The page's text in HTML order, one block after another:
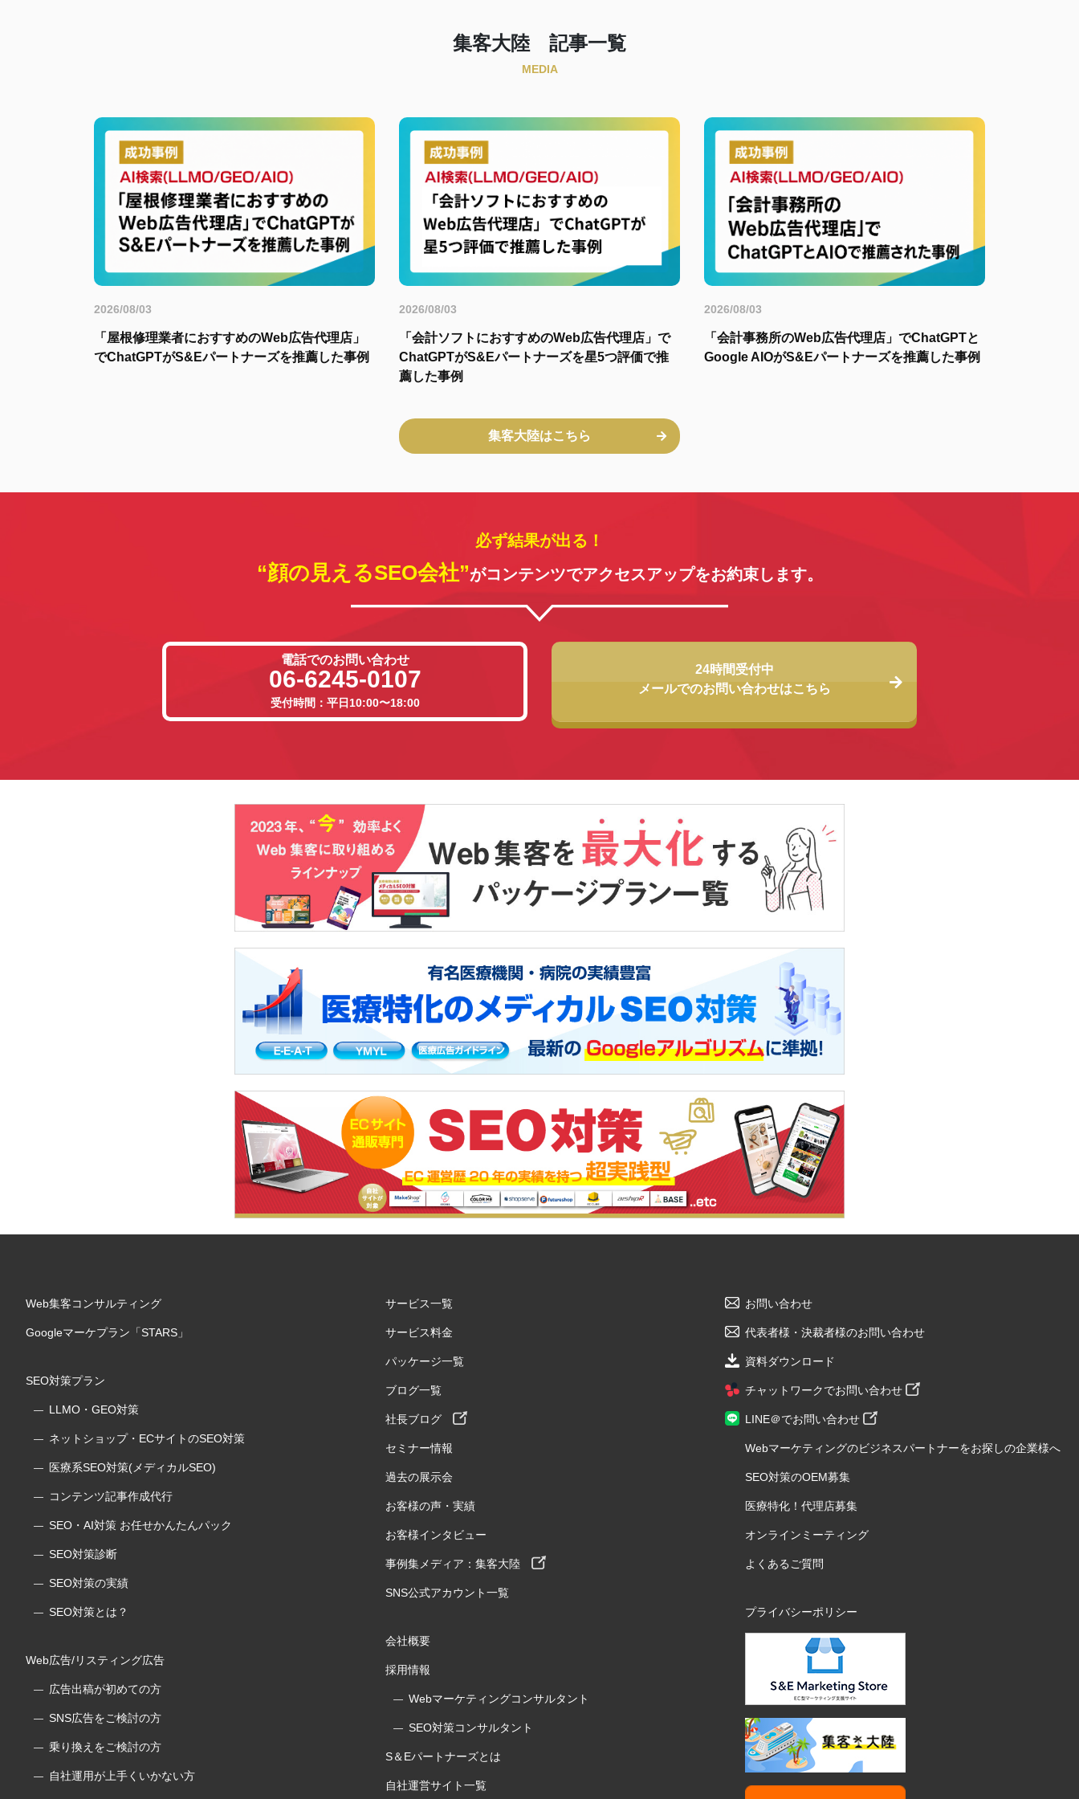
集客大陸 記事一覧
MEDIA
2026/08/03
「屋根修理業者におすすめのWeb広告代理店」
でChatGPTがS&Eパートナーズを推薦した事例
2026/08/03
「会計ソフトにおすすめのWeb広告代理店」で
ChatGPTがS&Eパートナーズを星5つ評価で推
薦した事例
2026/08/03
「会計事務所のWeb広告代理店」でChatGPTと
Google AIOがS&Eパートナーズを推薦した事例
集客大陸はこちら
必ず結果が出る！
“顔の見えるSEO会社”がコンテンツでアクセスアップをお約束します。
電話でのお問い合わせ
06-6245-0107
受付時間：平日10:00〜18:00
24時間受付中
メールでのお問い合わせはこちら
Web集客コンサルティング
Googleマーケプラン「STARS」
SEO対策プラン
LLMO・GEO対策
ネットショップ・ECサイトのSEO対策
医療系SEO対策(メディカルSEO)
コンテンツ記事作成代行
SEO・AI対策 お任せかんたんパック
SEO対策診断
SEO対策の実績
SEO対策とは？
Web広告/リスティング広告
広告出稿が初めての方
SNS広告をご検討の方
乗り換えをご検討の方
自社運用が上手くいかない方
サービス一覧
サービス料金
パッケージ一覧
ブログ一覧
社長ブログ
セミナー情報
過去の展示会
お客様の声・実績
お客様インタビュー
事例集メディア：集客大陸
SNS公式アカウント一覧
会社概要
採用情報
Webマーケティングコンサルタント
SEO対策コンサルタント
S＆Eパートナーズとは
自社運営サイト一覧
お問い合わせ
代表者様・決裁者様のお問い合わせ
資料ダウンロード
チャットワークでお問い合わせ
LINE＠でお問い合わせ
Webマーケティングのビジネスパートナーをお探しの企業様へ
SEO対策のOEM募集
医療特化！代理店募集
オンラインミーティング
よくあるご質問
プライバシーポリシー